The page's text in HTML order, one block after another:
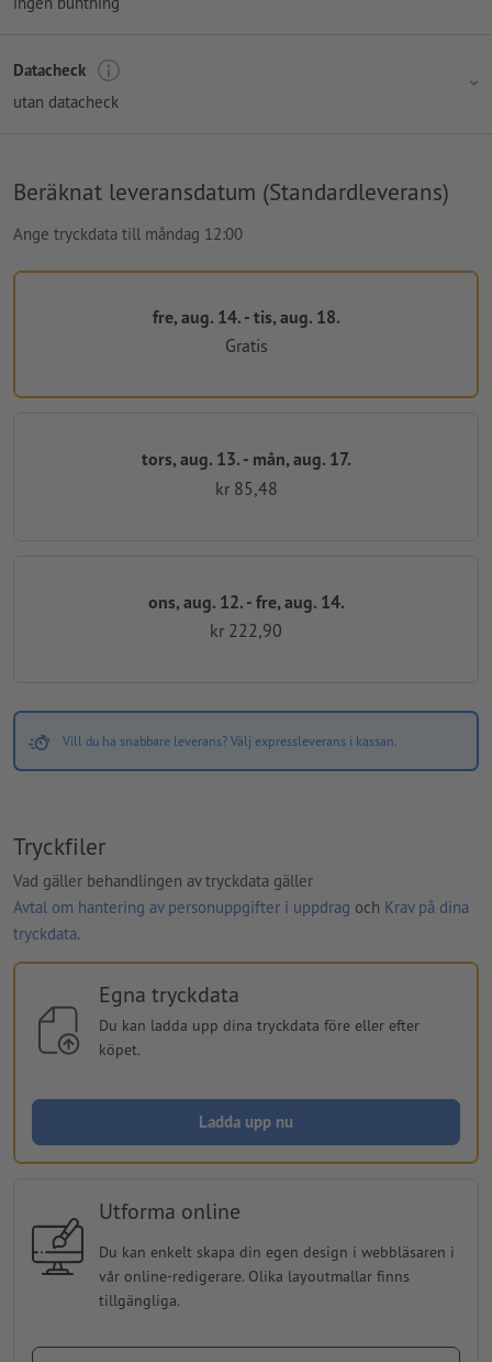
Datacheck
utan datacheck
Beräknat leveransdatum (Standardleverans)
Ange tryckdata till måndag 12:00
fre, aug. 14. - tis, aug. 18.
Gratis
tors, aug. 13. - mån, aug. 17.
kr 85,48
ons, aug. 12. - fre, aug. 14.
kr 222,90
Vill du ha snabbare leverans? Välj expressleverans i kassan.
Tryckfiler
Vad gäller behandlingen av tryckdata gäller
Avtal om hantering av personuppgifter i uppdrag och Krav på dina
tryckdata.
Egna tryckdata
Du kan ladda upp dina tryckdata före eller efter
köpet.
Ladda upp nu
Utforma online
Du kan enkelt skapa din egen design i webbläsaren i
vår online-redigerare. Olika layoutmallar finns
tillgängliga.